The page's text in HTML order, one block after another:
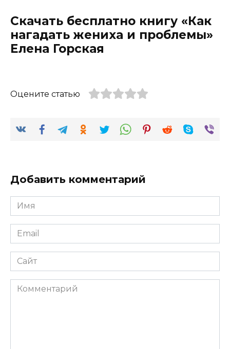
Скачать бесплатно книгу «Как
нагадать жениха и проблемы»
Елена Горская
Оцените статью
Добавить комментарий
Имя
*
Email
*
Сайт
Комментарий